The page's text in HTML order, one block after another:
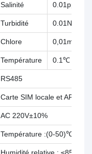
Salinité 0.01ppt
Turbidité 0.01NTU
Chlore 0,01mg/L
Température 0.1℃
RS485
Carte SIM locale et APP sur
AC 220V±10%
Température :(0-50)℃ ;